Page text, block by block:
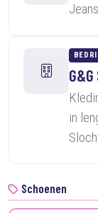
in
Schoenen